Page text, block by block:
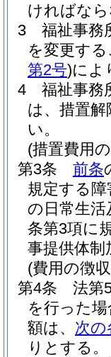
ければな
3
福祉事務
を変更す
第2号)によ
4
福祉事務
は、措置解
い。
(措置費用
第3条
前条
規定する
の日常生
条第3項に
事提供体制
(費用の徴
第4条
法第
を行った
額は、 次の
りとする。